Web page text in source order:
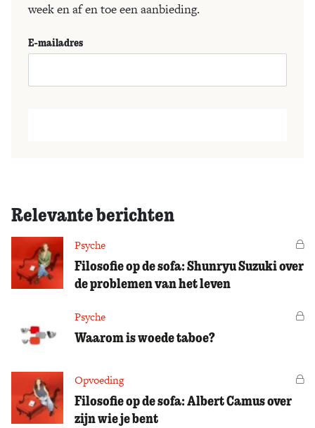
week en af en toe een aanbieding.
E-mailadres
Relevante berichten
Psyche
Filosofie op de sofa: Shunryu Suzuki over
de problemen van het leven
Psyche
Waarom is woede taboe?
Opvoeding
Filosofie op de sofa: Albert Camus over
zijn wie je bent